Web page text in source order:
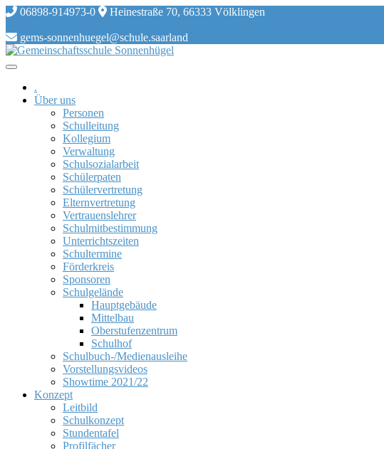
Skip
content
06898-914973-0 Heinestraße 70, 66333 Völklingen
gems-sonnenhuegel@schule.saarland
.
Über uns
Personen
Schulleitung
Kollegium
Verwaltung
Schulsozialarbeit
Schülerpaten
Schülervertretung
Elternvertretung
Vertrauenslehrer
Schulmitbestimmung
Unterrichtszeiten
Schultermine
Förderkreis
Sponsoren
Schulgelände
Hauptgebäude
Mittelbau
Oberstufenzentrum
Schulhof
Schulbuch-/Medienausleihe
Vorstellungsvideos
Showtime 2021/22
Konzept
Leitbild
Schulkonzept
Stundentafel
Profilfächer